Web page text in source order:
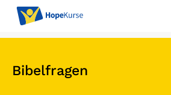
Bibelfragen